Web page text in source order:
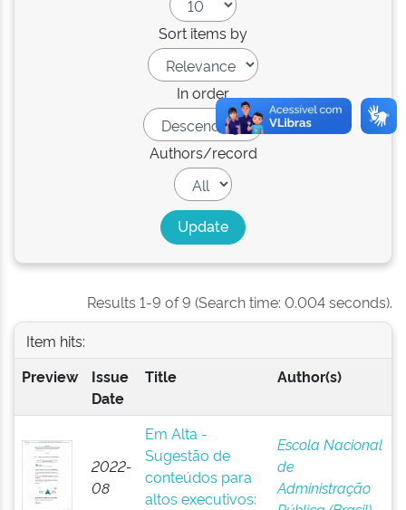
Sort items by
In order
Authors/record
Results 1-9 of 9 (Search time: 0.004 seconds).
Item hits:
Preview
Issue
Date
Title Author(s)
2022-
08
Em Alta -
Sugestão de
conteúdos para
altos executivos:
Escola Nacional
de
Administração